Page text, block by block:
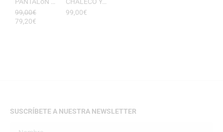
PANTALóN YUKATA MUJER RAYAS DE ESEOESE
99,00€
79,20€
CHALECO YUKATA MUJER DE RAYAS ESEOESE
99,00€
SUSCRÍBETE A NUESTRA NEWSLETTER